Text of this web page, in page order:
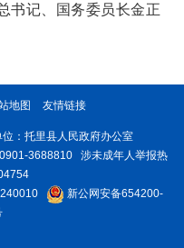
书记、国务委员长金正
地图 友情链接
：托里县人民政府办公室
3688810 涉未成年人举报热
新公网安备654200-